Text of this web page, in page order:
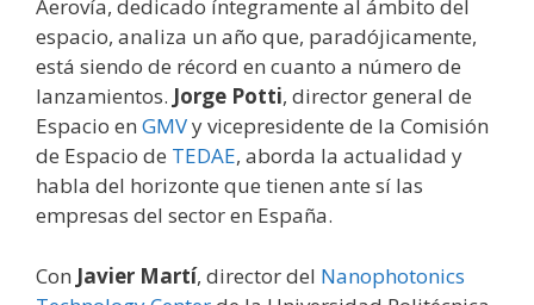
Aerovía, dedicado íntegramente al ámbito del
espacio, analiza un año que, paradójicamente,
está siendo de récord en cuanto a número de
lanzamientos. Jorge Potti, director general de
Espacio en GMVy vicepresidente de la Comisión
de Espacio de TEDAE, aborda la actualidad y
habla del horizonte que tienen ante sí las
empresas del sector en España.
Con Javier Martí, director del Nanophotonics